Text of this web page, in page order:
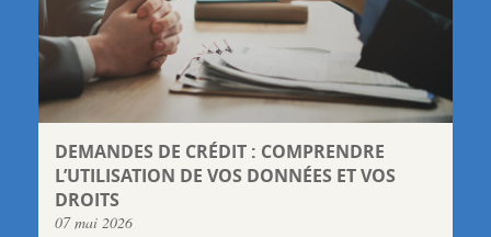
DEMANDES DE CRÉDIT : COMPRENDRE
L’UTILISATION DE VOS DONNÉES ET VOS
DROITS
07 mai 2026